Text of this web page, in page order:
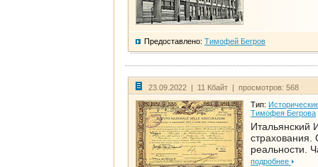
Предоставлено: Тимофей Бегров
23.09.2022 | 11 Кбайт | просмотров: 568
Тип:
Тимофея Бегрова
Итальянский
страхования.
реальности.
подробнее